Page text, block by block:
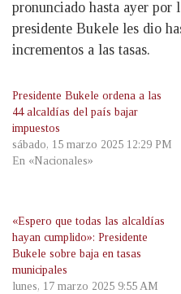
pronunciado hasta ayer por
presidente Bukele les dio
incrementos a las tasas.
Presidente Bukele ordena a las
44 alcaldías del país bajar
impuestos
sábado, 15 marzo 2025 12:29 PM
En «Nacionales»
«Espero que todas las alcaldías
hayan cumplido»: Presidente
Bukele sobre baja en tasas
municipales
lunes, 17 marzo 2025 9:55 AM